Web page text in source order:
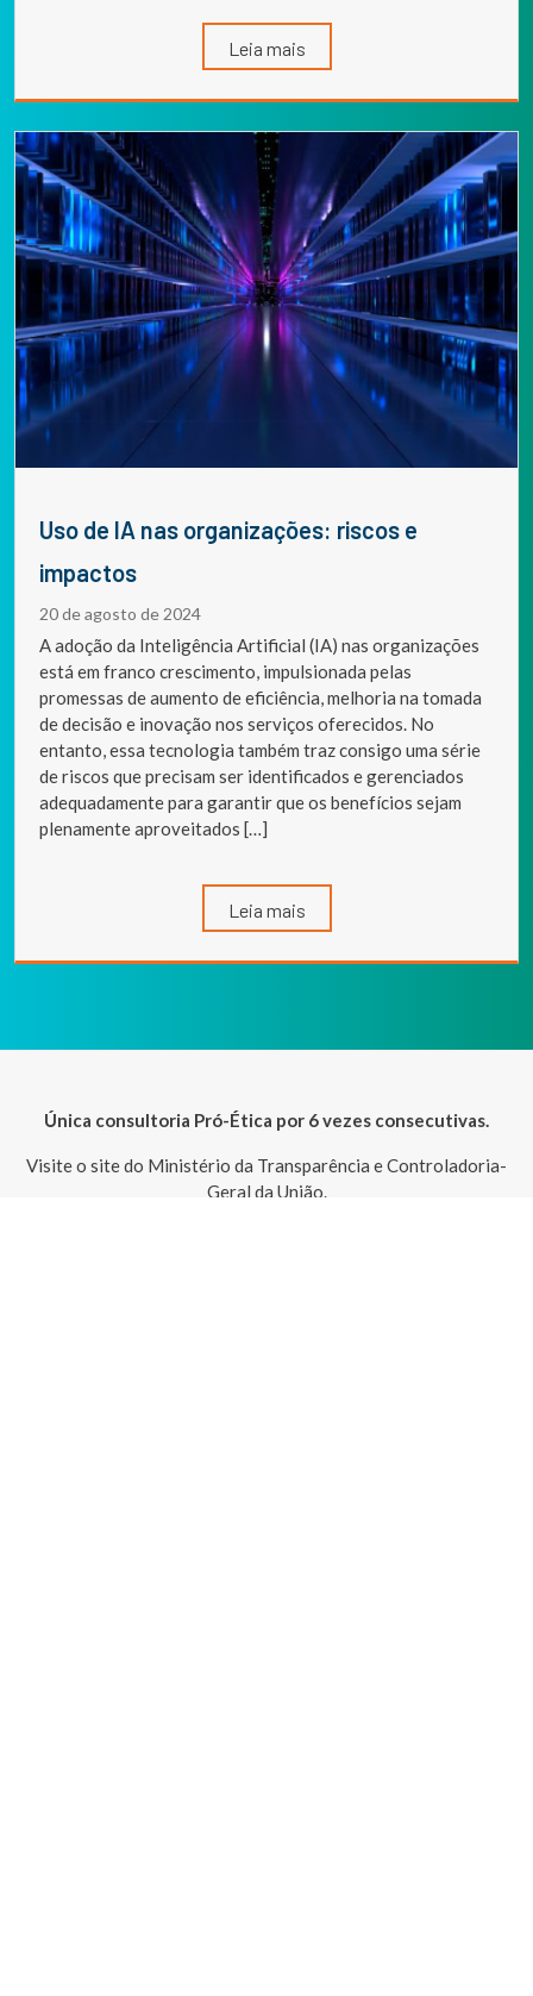
Leia mais
Uso de IA nas organizações: riscos e
impactos
20 de agosto de 2024
A adoção da Inteligência Artificial (IA) nas organizações
está em franco crescimento, impulsionada pelas
promessas de aumento de eficiência, melhoria na tomada
de decisão e inovação nos serviços oferecidos. No
entanto, essa tecnologia também traz consigo uma série
de riscos que precisam ser identificados e gerenciados
adequadamente para garantir que os benefícios sejam
plenamente aproveitados […]
Leia mais
Única consultoria Pró-Ética por 6 vezes consecutivas.
Visite o site do Ministério da Transparência e Controladoria-
Geral da União.